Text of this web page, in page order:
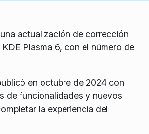
actualización de corrección
Plasma 6, con el número de
en octubre de 2024 con
de funcionalidades y nuevos
la experiencia del